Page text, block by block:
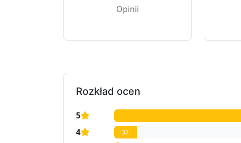
Opinii
Rozkład ocen
5
4
37